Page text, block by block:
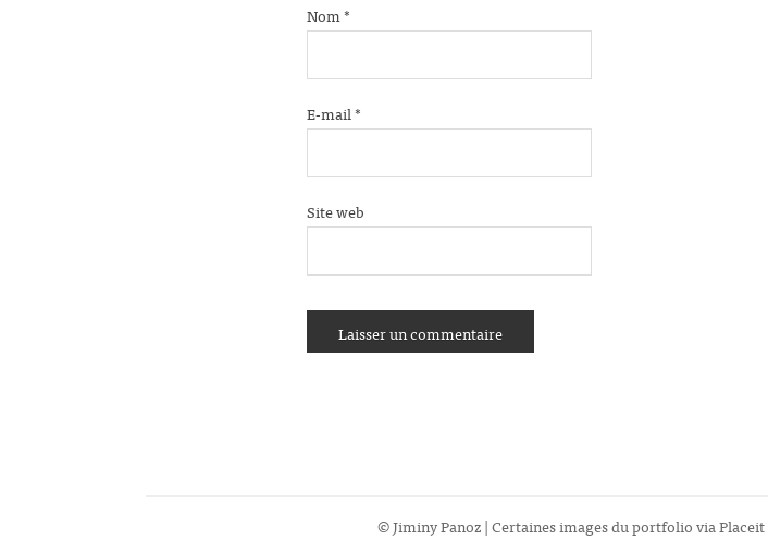
Nom*
E-mail*
Site web
© Jiminy Panoz | Certaines images du portfolio viaPlaceit